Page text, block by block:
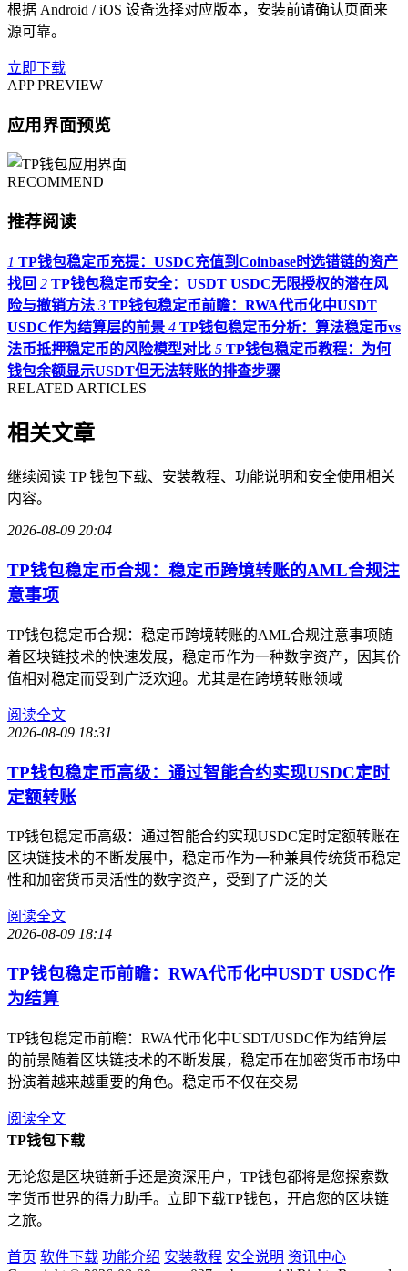
根据 Android / iOS 设备选择对应版本，安装前请确认页面来
源可靠。
立即下载
APP PREVIEW
应用界面预览
RECOMMEND
推荐阅读
1 TP钱包稳定币充提：USDC充值到Coinbase时选错链的资产
找回 2 TP钱包稳定币安全：USDT USDC无限授权的潜在风
险与撤销方法 3 TP钱包稳定币前瞻：RWA代币化中USDT
USDC作为结算层的前景 4 TP钱包稳定币分析：算法稳定币vs
法币抵押稳定币的风险模型对比 5 TP钱包稳定币教程：为何
钱包余额显示USDT但无法转账的排查步骤
RELATED ARTICLES
相关文章
继续阅读 TP 钱包下载、安装教程、功能说明和安全使用相关
内容。
2026-08-09 20:04
TP钱包稳定币合规：稳定币跨境转账的AML合规注
意事项
TP钱包稳定币合规：稳定币跨境转账的AML合规注意事项随
着区块链技术的快速发展，稳定币作为一种数字资产，因其价
值相对稳定而受到广泛欢迎。尤其是在跨境转账领域
阅读全文
2026-08-09 18:31
TP钱包稳定币高级：通过智能合约实现USDC定时
定额转账
TP钱包稳定币高级：通过智能合约实现USDC定时定额转账在
区块链技术的不断发展中，稳定币作为一种兼具传统货币稳定
性和加密货币灵活性的数字资产，受到了广泛的关
阅读全文
2026-08-09 18:14
TP钱包稳定币前瞻：RWA代币化中USDT USDC作
为结算
TP钱包稳定币前瞻：RWA代币化中USDT/USDC作为结算层
的前景随着区块链技术的不断发展，稳定币在加密货币市场中
扮演着越来越重要的角色。稳定币不仅在交易
阅读全文
TP钱包下载
无论您是区块链新手还是资深用户，TP钱包都将是您探索数
字货币世界的得力助手。立即下载TP钱包，开启您的区块链
之旅。
首页 软件下载 功能介绍 安装教程 安全说明 资讯中心